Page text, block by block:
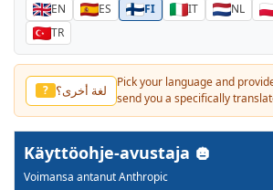
EN
ES FI IT NL
TR
? لغة أخرى؟
Pick your language and
send you a specifically
Käyttöohje-avustaja
Voimansa antanut Anthropic